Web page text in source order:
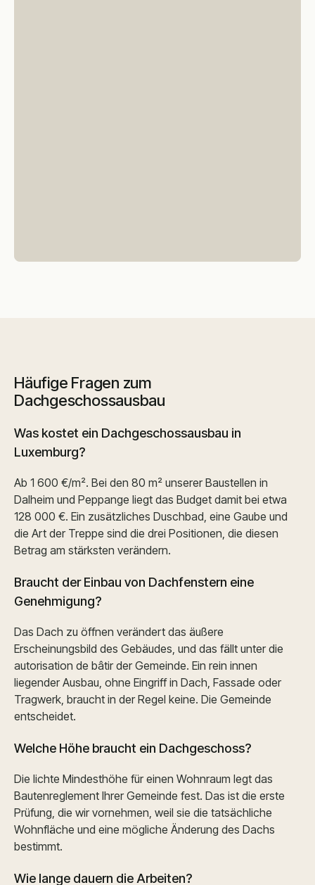
Häufige Fragen zum
Dachgeschossausbau
Was kostet ein Dachgeschossausbau in
Luxemburg?
Ab 1 600 €/m². Bei den 80 m² unserer Baustellen in
Dalheim und Peppange liegt das Budget damit bei etwa
128 000 €. Ein zusätzliches Duschbad, eine Gaube und
die Art der Treppe sind die drei Positionen, die diesen
Betrag am stärksten verändern.
Braucht der Einbau von Dachfenstern eine
Genehmigung?
Das Dach zu öffnen verändert das äußere
Erscheinungsbild des Gebäudes, und das fällt unter die
autorisation de bâtir der Gemeinde. Ein rein innen
liegender Ausbau, ohne Eingriff in Dach, Fassade oder
Tragwerk, braucht in der Regel keine. Die Gemeinde
entscheidet.
Welche Höhe braucht ein Dachgeschoss?
Die lichte Mindesthöhe für einen Wohnraum legt das
Bautenreglement Ihrer Gemeinde fest. Das ist die erste
Prüfung, die wir vornehmen, weil sie die tatsächliche
Wohnfläche und eine mögliche Änderung des Dachs
bestimmt.
Wie lange dauern die Arbeiten?